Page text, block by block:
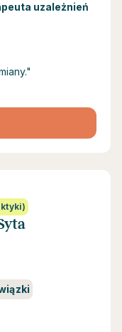
uzależnień